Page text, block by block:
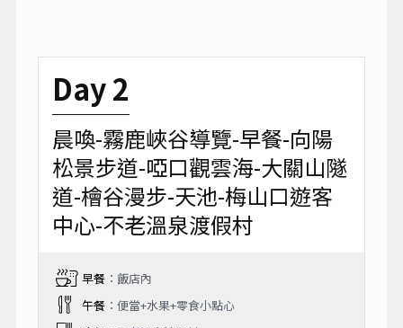
Day 2
晨喚-霧鹿峽谷導覽-早餐-向陽
松景步道-啞口觀雲海-大關山隧
道-檜谷漫步-天池-梅山口遊客
中心-不老溫泉渡假村
早餐：飯店內
午餐：便當+水果+零食小點心